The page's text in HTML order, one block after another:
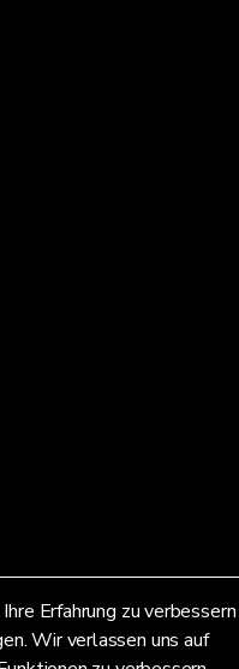
Erfahrung zu verbessern
Wir verlassen uns auf